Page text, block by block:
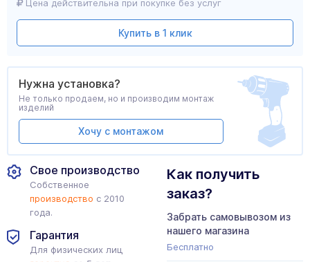
Цена действительна при покупке без услуг
Купить в 1 клик
Свое производство
Собственное
производство с 2010
года.
Гарантия
Для физических лиц
Как получить
заказ?
Забрать самовывозом из
нашего магазина
Бесплатно
Нужна установка?
Не только продаем, но и производим монтаж
изделий
Хочу с монтажом